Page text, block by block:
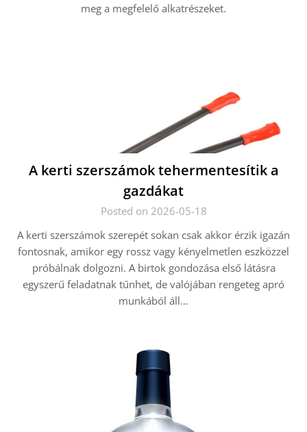
meg a megfelelő alkatrészeket.
A kerti szerszámok tehermentesítik a
gazdákat
Posted on 2026-05-18
A kerti szerszámok szerepét sokan csak akkor érzik igazán
fontosnak, amikor egy rossz vagy kényelmetlen eszközzel
próbálnak dolgozni. A birtok gondozása első látásra
egyszerű feladatnak tűnhet, de valójában rengeteg apró
munkából áll…